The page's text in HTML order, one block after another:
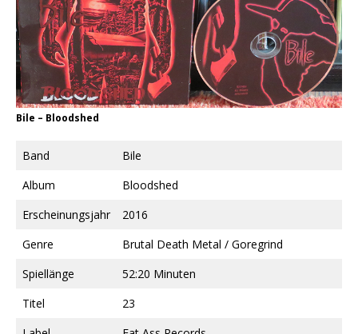
Bile ‎– Bloodshed
Band
Bile
Album
Bloodshed
Erscheinungsjahr
2016
Genre
Brutal Death Metal / Goregrind
Spiellänge
52:20 Minuten
Titel
23